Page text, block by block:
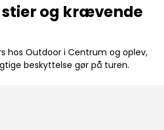
og krævende
hos Outdoor i Centrum og oplev,
beskyttelse gør på turen.